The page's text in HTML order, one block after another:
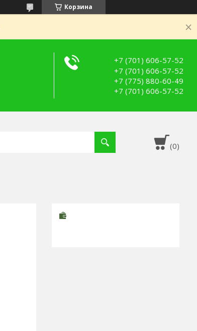
Корзина
+7 (701) 606-57-52
+7 (701) 606-57-52
+7 (775) 880-60-49
+7 (701) 606-57-52